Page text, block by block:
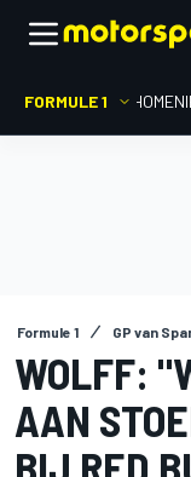
FORMULE 1 HOME
Formule 1 GP van
WOLFF:
AAN